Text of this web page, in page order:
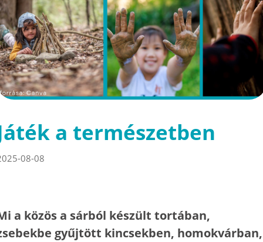
a természetben
08-08
a közös a sárból készült tortában,
gyűjtött kincsekben, homokvárban,